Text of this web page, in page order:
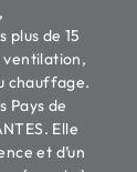
plus de 15
ventilation,
chauffage.
Pays de
Elle
et d’un